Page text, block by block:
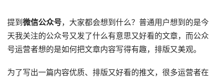
提到 微信公众号，大家都会想到什么？普通用户想到的是今
天我关注的公众号又发了什么有意思又好看的文章，而公众
号运营者想的是如何把文章内容写得有趣，排版又美观。
为了写出一篇内容优质、排版又好看的推文，很多运营者在